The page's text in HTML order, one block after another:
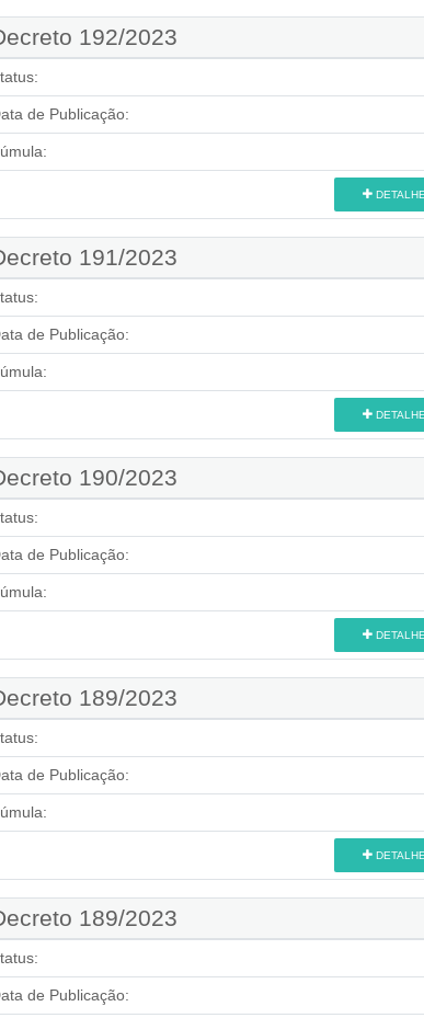
192/2023
de Publicação:
191/2023
de Publicação:
190/2023
de Publicação:
189/2023
de Publicação:
189/2023
de Publicação: